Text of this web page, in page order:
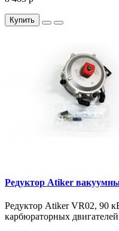
Купить
Редуктор Atiker
Редуктор Atiker VR02, 90
карбюраторных